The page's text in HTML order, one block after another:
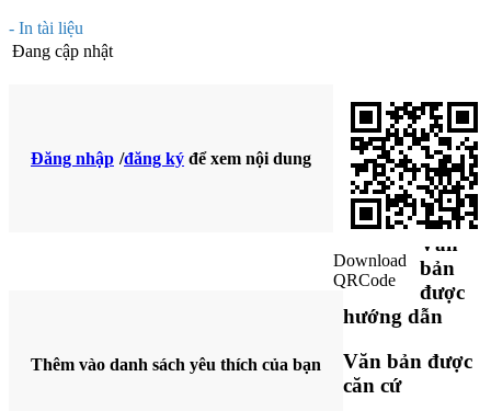
- In tài liệu
Đang cập nhật
Đăng nhập /đăng ký để xem nội dung
Download
QRCode
Thêm vào danh sách yêu thích của bạn
Văn
bản bị
sửa
đổi
Văn
bản
được
hướng dẫn
Văn bản được
căn cứ